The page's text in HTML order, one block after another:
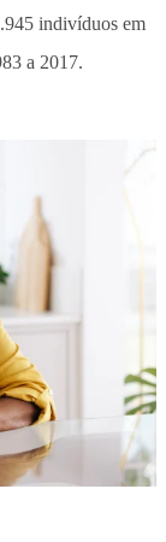
indivíduos em
a 2017.